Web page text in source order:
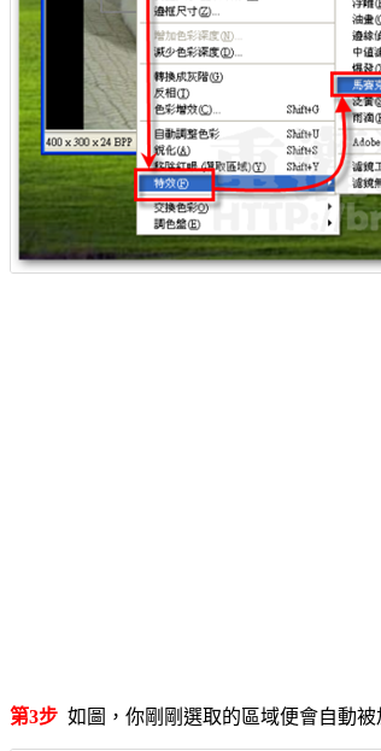
第3步 如圖，你剛剛選取的區域便會自動